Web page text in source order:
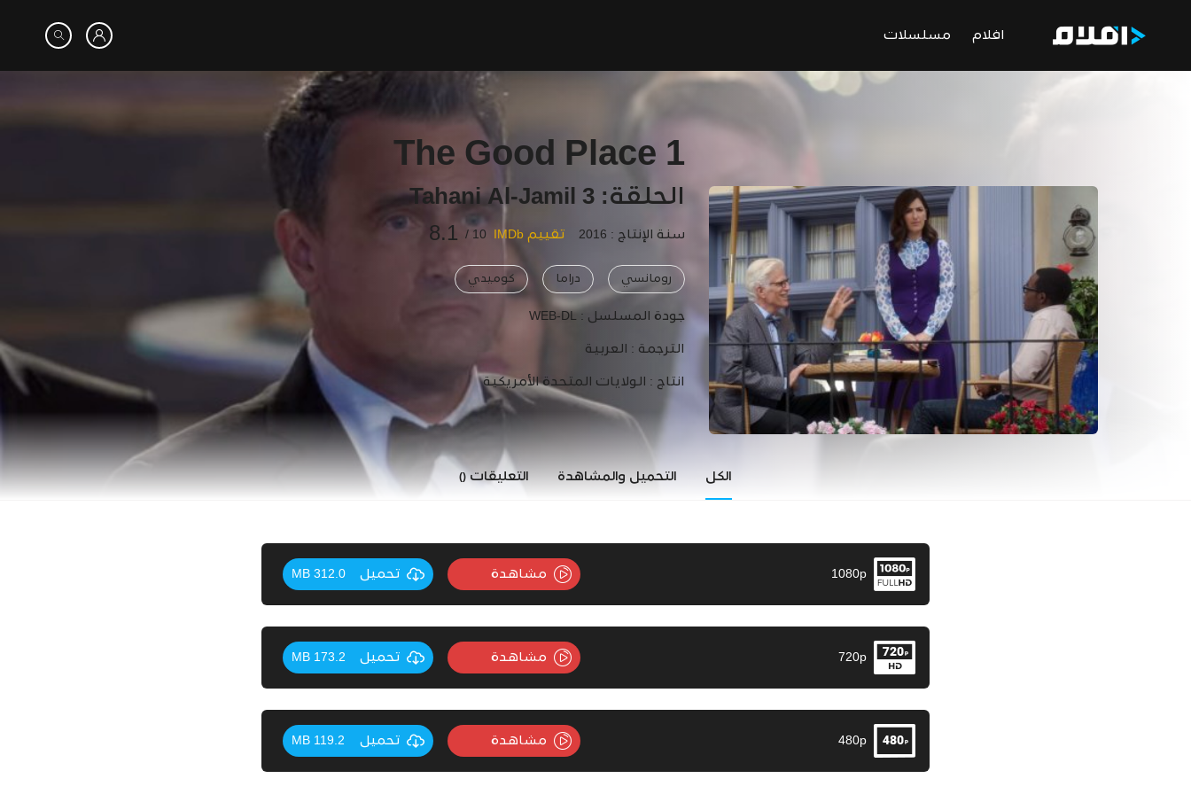
افلام مسلسلات
The Good Place 1
الحلقة: 3 Tahani Al-Jamil
سنة الإنتاج : 2016 تقييم IMDb 10 /
8.1
رومانسي دراما كوميدي
جودة المسلسل : WEB-DL
الترجمة : العربية
انتاج : الولايات المتحدة الأمريكية
الكل التحميل والمشاهدة التعليقات()
1080p مشاهدة تحميل 312.0 MB
720p مشاهدة تحميل 173.2 MB
480p مشاهدة تحميل 119.2 MB